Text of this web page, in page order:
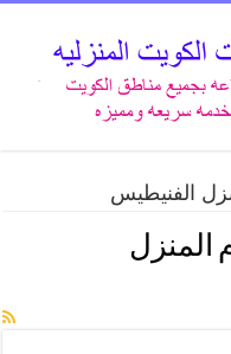
الفنيطيس
المنزل